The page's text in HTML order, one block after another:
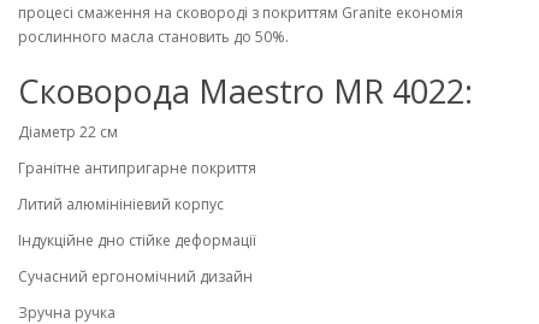
процесі смаження на сковороді з покриттям Granite економія
рослинного масла становить до 50%.
Сковорода Maestro MR 4022:
Діаметр 22 см
Гранітне антипригарне покриття
Литий алюмінініевий корпус
Індукційне дно стійке деформації
Сучасний ергономічний дизайн
Зручна ручка